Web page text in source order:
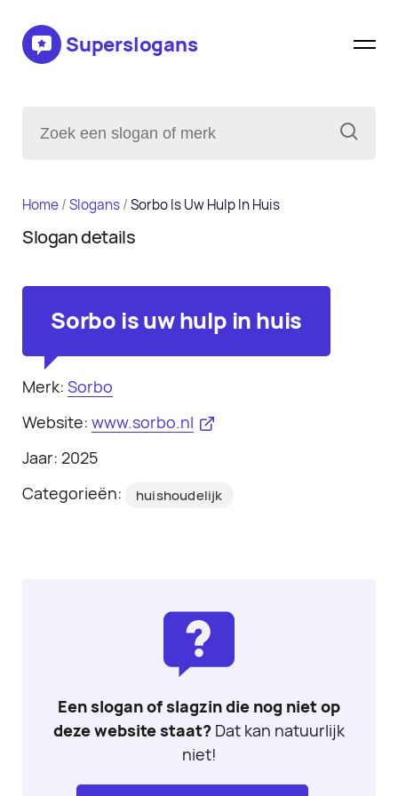
Superslogans
Home/Slogans/Sorbo Is Uw Hulp In Huis
Slogan details
Sorbo is uw hulp in huis
Merk: Sorbo
Website: www.sorbo.nl
Jaar: 2025
Categorieën:
huishoudelijk
Een slogan of slagzin die nog niet op
deze website staat? Dat kan natuurlijk
niet!